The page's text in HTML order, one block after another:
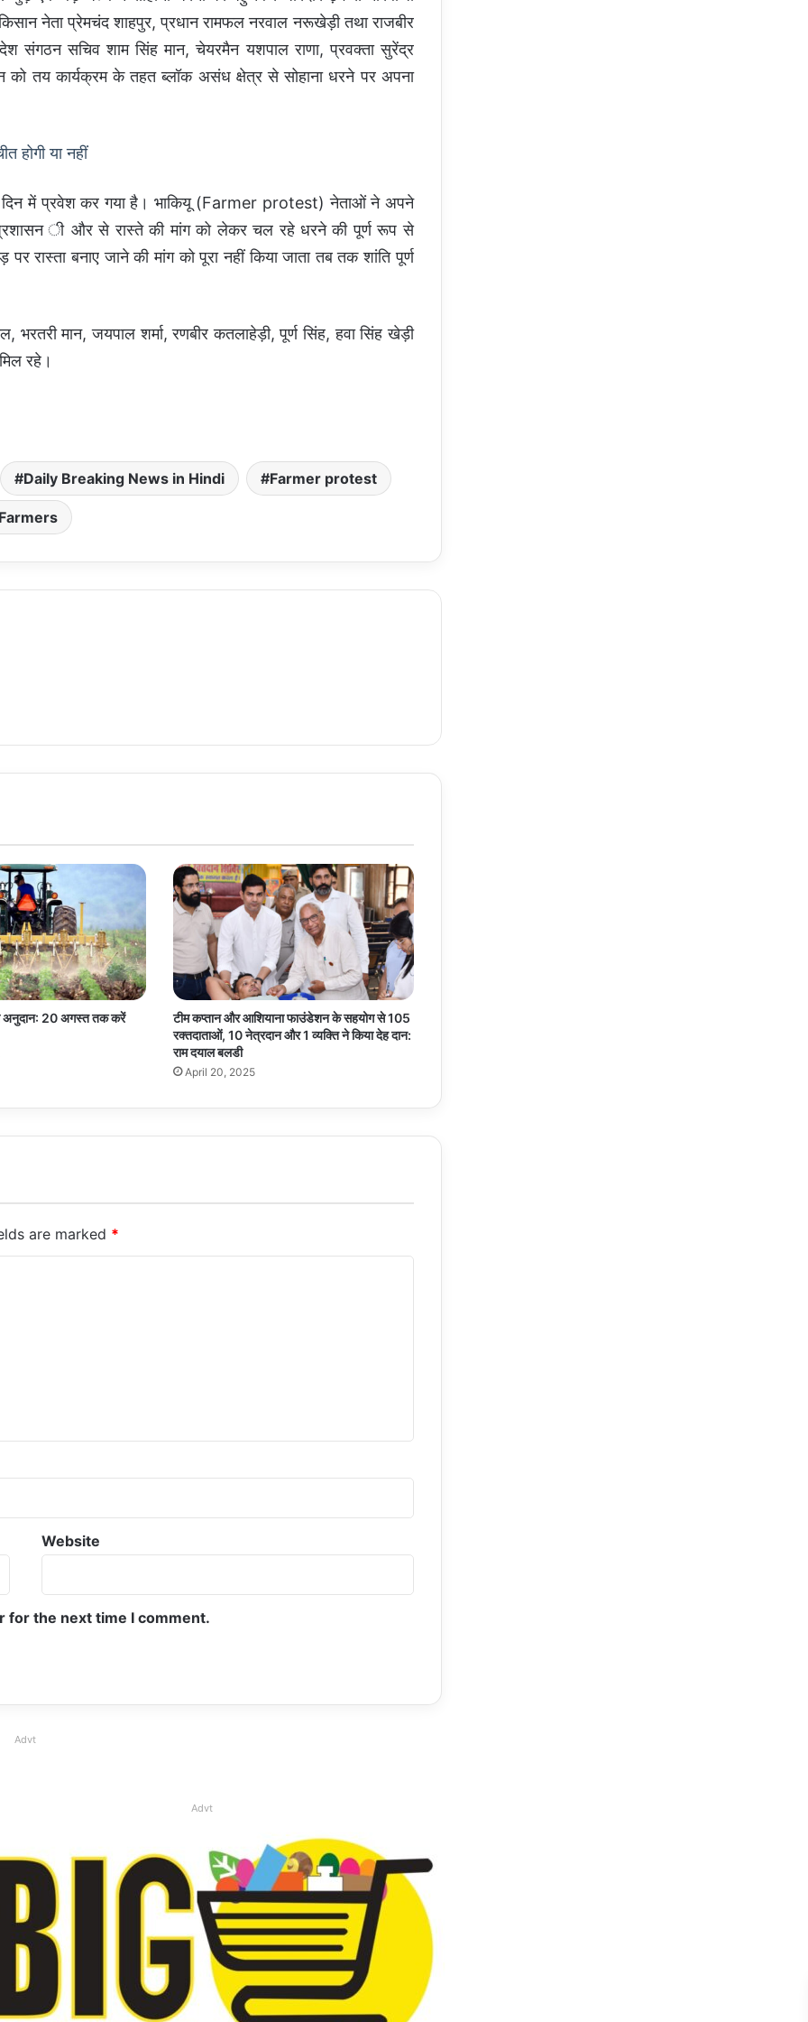
नेता प्रेमचंद शाहपुर, प्रधान रामफल नरवाल नरूखेड़ी तथा राजबीर
संगठन सचिव शाम सिंह मान, चेयरमैन यशपाल राणा, प्रवक्ता सुरेंद्र
तय कार्यक्रम के तहत ब्लॉक असंध क्षेत्र से सोहाना धरने पर अपना
या नहीं
दिन में प्रवेश कर गया है। भाकियू (Farmer protest) नेताओं ने अपने
प्रशासन ी और से रास्ते की मांग को लेकर चल रहे धरने की पूर्ण रूप से
रास्ता बनाए जाने की मांग को पूरा नहीं किया जाता तब तक शांति पूर्ण
भरतरी मान, जयपाल शर्मा, रणबीर कतलाहेड़ी, पूर्ण सिंह, हवा सिंह खेड़ी
रहे।
Daily Breaking News in Hindi Farmer protest
अनुदान: 20 अगस्त तक करें
टीम कप्तान और आशियाना फाउंडेशन के सहयोग से 105
रक्तदाताओं, 10 नेत्रदान और 1 व्यक्ति ने किया देह दान:
राम दयाल बलडी
April 20, 2025
are marked *
Website
for the next time I comment.
Advt
Advt